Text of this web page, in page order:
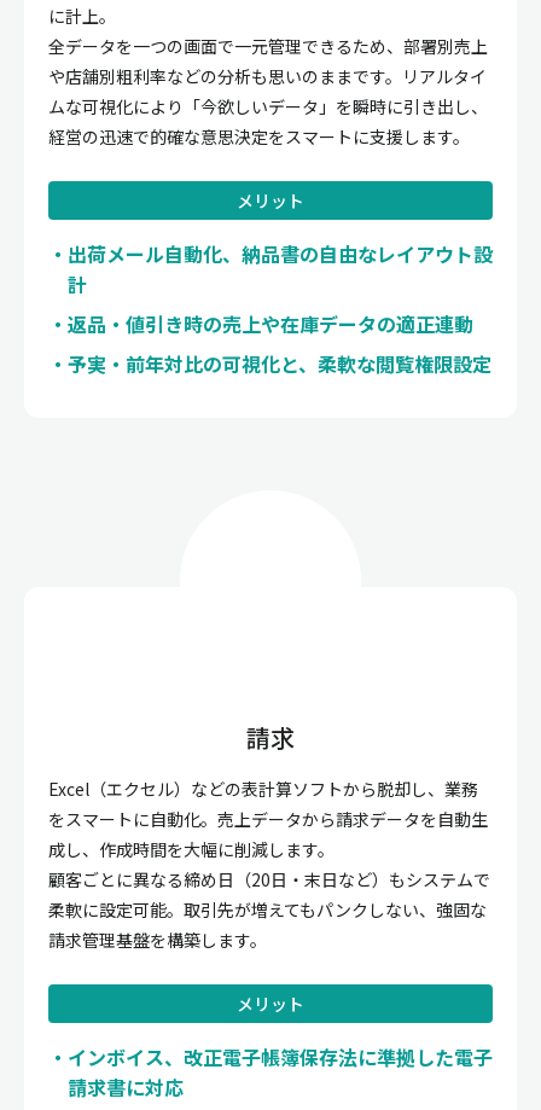
に計上。
全データを一つの画面で一元管理できるため、部署別売上
や店舗別粗利率などの分析も思いのままです。リアルタイ
ムな可視化により「今欲しいデータ」を瞬時に引き出し、
経営の迅速で的確な意思決定をスマートに支援します。
メリット
出荷メール自動化、納品書の自由なレイアウト設
計
返品・値引き時の売上や在庫データの適正連動
予実・前年対比の可視化と、柔軟な閲覧権限設定
請求
Excel（エクセル）などの表計算ソフトから脱却し、業務
をスマートに自動化。売上データから請求データを自動生
成し、作成時間を大幅に削減します。
顧客ごとに異なる締め日（20日・末日など）もシステムで
柔軟に設定可能。取引先が増えてもパンクしない、強固な
請求管理基盤を構築します。
メリット
インボイス、改正電子帳簿保存法に準拠した電子
請求書に対応